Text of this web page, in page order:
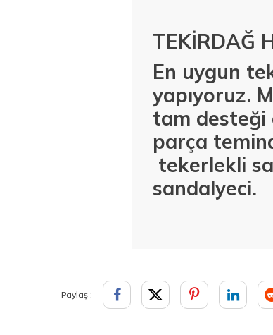
TEKİRDAĞ
En uygun
yapıyoruz.
tam desteği
parça
tekerlekli
sandalyeci.
Paylaş :